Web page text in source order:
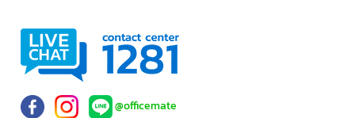
@officemate